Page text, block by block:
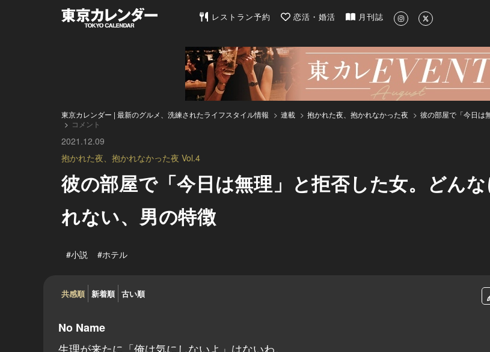
東京カレンダー | 最新のグルメ、洗練されたライフスタイル情報
レストラン予約 恋活・婚活 月刊誌
東京カレンダー | 最新のグルメ、洗練されたライフスタイル情報 連載 抱かれた夜、抱かれなかった夜
彼の部屋で「今日は
コメント
2021.12.09
抱かれた夜、抱かれなかった夜 Vol.4
彼の部屋で「今日は無理」と拒否した女。どん
れない、男の特徴
#小説 #ホテル
共感順 新着順 古い順
No Name
生理が来たに「俺は気にしないよ」はないわ。